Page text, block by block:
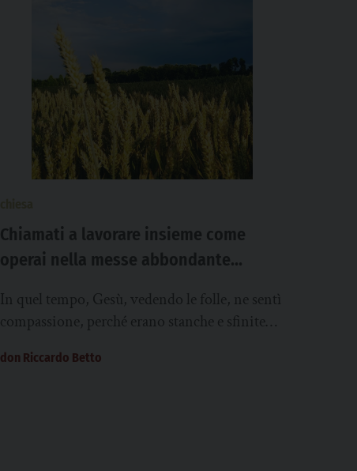
Chiamati a lavorare insieme come
operai nella messe abbondante
In quel tempo, Gesù, vedendo le folle, ne sentì
compassione, perché erano stanche e sfinite
don Riccardo Betto